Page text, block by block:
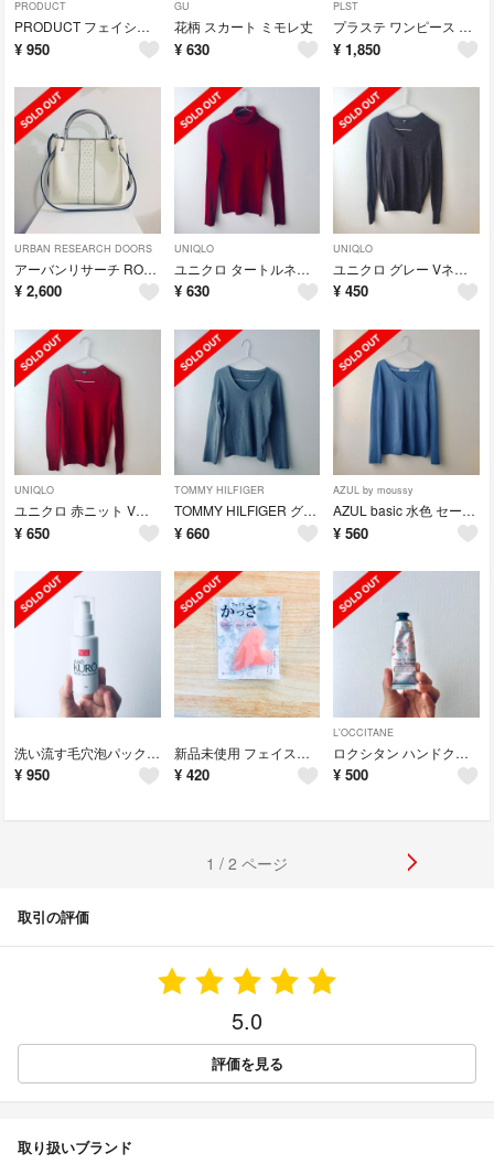
PRODUCT
PRODUCT フェイシャルクレンザー
¥ 950
GU
花柄 スカート ミモレ丈
¥ 630
PLST
プラステ ワンピース ベージュ ミモレ丈
¥ 1,850
URBAN RESEARCH DOORS
アーバンリサーチ RODE SKO 4WAYS ハンドバッグ
¥ 2,600
UNIQLO
ユニクロ タートルネック 赤 レッド
¥ 630
UNIQLO
ユニクロ グレー Vネック ニット
¥ 450
UNIQLO
ユニクロ 赤ニット Vネック
¥ 650
TOMMY HILFIGER
TOMMY HILFIGER グレー ロンT カットソー
¥ 660
AZUL by moussy
AZUL basic 水色 セーター
¥ 560
洗い流す毛穴泡パック JUSO KURO PACK
¥ 950
新品未使用 フェイスかっさ
¥ 420
L'OCCITANE
ロクシタン ハンドクリーム チェリーブロッサム
¥ 500
1 / 2 ページ
取引の評価
5.0
評価を見る
取り扱いブランド